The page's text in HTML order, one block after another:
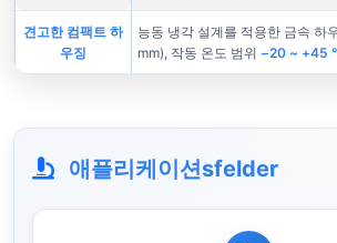
견고한 컴팩트 하
우징
능동 냉각 설계를 적용한 금속 하
mm), 작동 온도 범위 −20 ~ +45
애플리케이션sfelder